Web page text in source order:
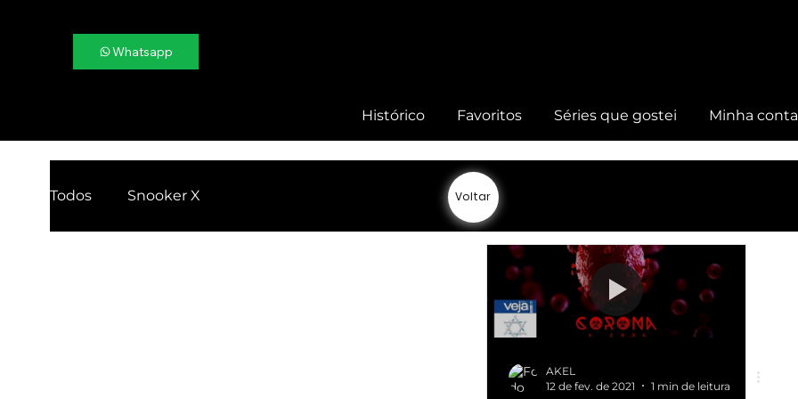
Whatsapp
Histórico Favoritos Séries que gostei Minha conta
Todos Snooker X
AKEL
12 de fev. de 2021
1 min de leitura
Voltar